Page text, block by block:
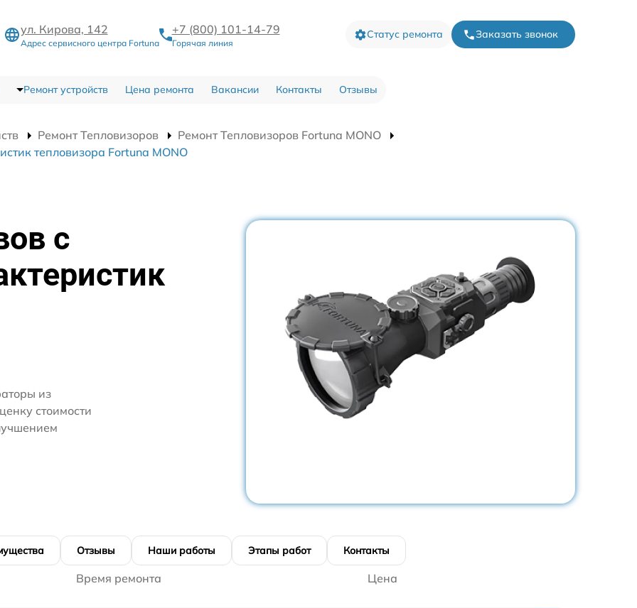
ул. Кирова, 142
Адрес сервисного центра Fortuna
+7 (800) 101-14-79
Горячая линия
Статус ремонта Заказать звонок
Ремонт устройств Цена ремонта Вакансии Контакты Отзывы
Ремонт Тепловизоров
Ремонт Тепловизоров Fortuna MONO
тепловизора Fortuna MONO
с
из
стоимости
Отзывы Наши работы Этапы работ Контакты
Время ремонта Цена